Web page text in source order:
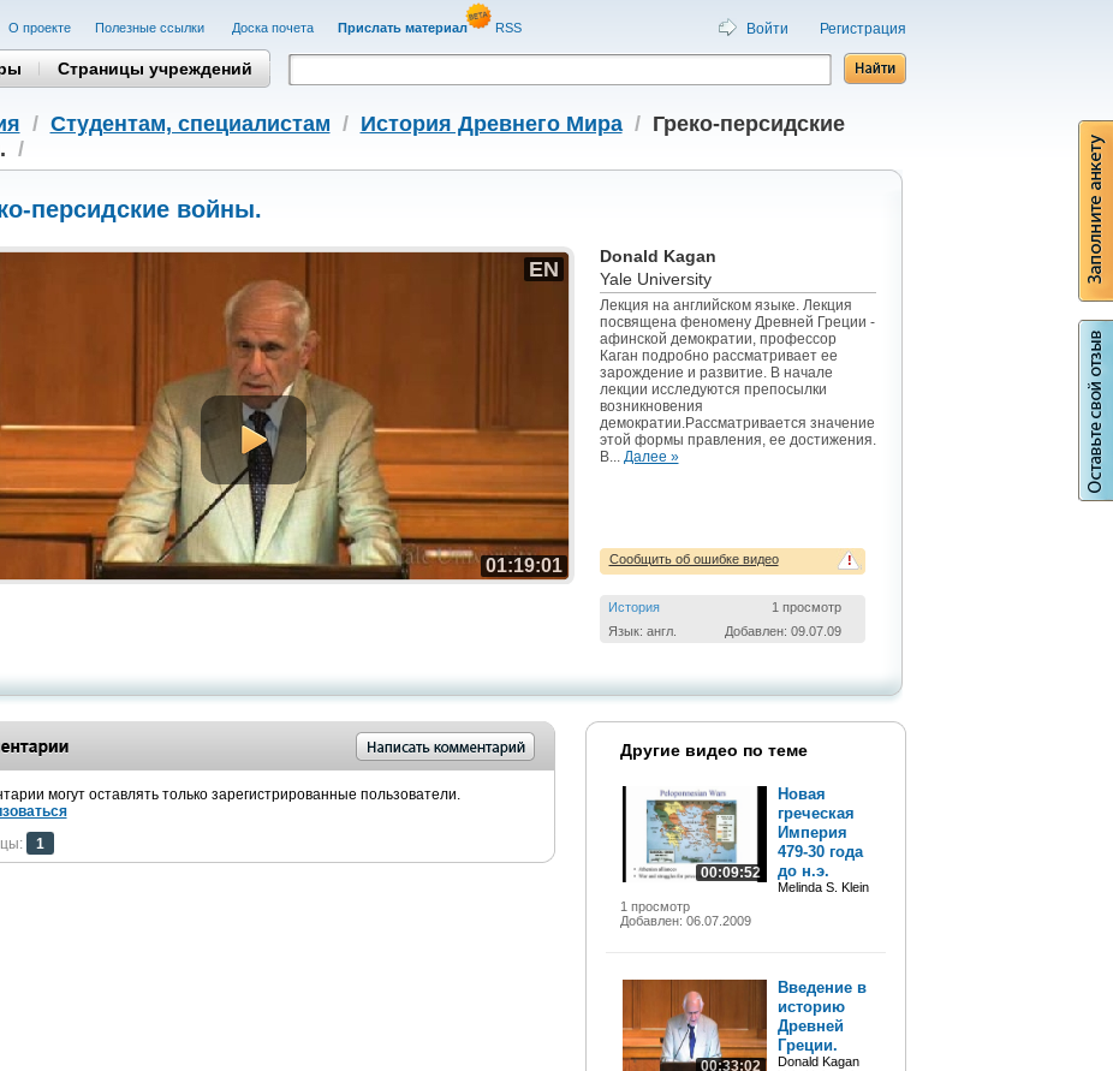
О проекте Полезные cсылки Доска почета Прислать материал RSS Войти Регистрация
Страницы учреждений
/ Студентам, cпециалистам / История Древнего Мира/ Греко-персидские
/
персидские войны.
EN
01:19:01
Donald Kagan
Yale University
Лекция на английском языке. Лекция
посвящена феномену Древней Греции -
афинской демократии, профессор
Каган подробно рассматривает ее
зарождение и развитие. В начале
лекции исследуются препосылки
возникновения
демократии.Рассматривается значение
этой формы правления, ее достижения.
В... Далее »
!
Сообщить об ошибке видео
История
1 просмотр
Язык: англ.
Добавлен: 09.07.09
могут оставлять только зарегистрированные пользователи.
1
Другие видео по теме
00:09:52
1 просмотр
Добавлен: 06.07.2009
Новая
греческая
Империя
479-30 года
до н.э.
Melinda S. Klein
00:33:02
Введение в
историю
Древней
Греции.
Donald Kagan